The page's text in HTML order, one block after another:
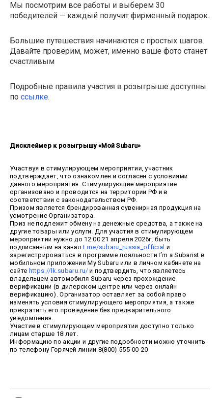
Мы посмотрим все работы и выберем 30
победителей — каждый получит фирменный подарок.
Большие путешествия начинаются с простых шагов.
Давайте проверим, может, именно ваше фото станет
счастливым
Подробные правила участия в розыгрыше доступны
по ссылке.
Дисклеймер к розыгрышу «Мой Subaru»
Участвуя в стимулирующем мероприятии, участник
подтверждает, что ознакомлен и согласен с условиями
данного мероприятия. Стимулирующие мероприятие
организовано и проводится на территории РФ и в
соответствии с законодательством РФ.
Призом является брендированная сувенирная продукция на
усмотрение Организатора.
Приз не подлежит обмену на денежные средства, а также на
другие товары или услуги. Для участия в стимулирующем
мероприятии нужно до 12:00 21 апреля 2026г. быть
подписанным на каналt.me/subaru_russia_official и
зарегистрироваться в программе лояльности I’m a Subarist в
мобильном приложении My Subaru или в личном кабинете на
сайте https://lk.subaru.ru/ и подтвердить, что являетесь
владельцем автомобиля Subaru через прохождение
верификации (в дилерском центре или через онлайн
верификацию). Организатор оставляет за собой право
изменять условия стимулирующего мероприятия, а также
прекратить его проведение без предварительного
уведомления.
Участие в стимулирующем мероприятии доступно только
лицам старше 18 лет.
Информацию по акции и другие подробности можно уточнить
по телефону Горячей линии 8(800) 555-00-20